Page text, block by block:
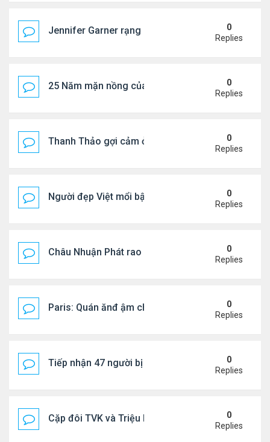
Jennifer Garner rạng rỡ bên bạn trai kém 6 tuổi
0
Replies
25 Năm mặn nồng của 'Điệp viên 007'
0
Replies
Thanh Thảo gợi cảm ở tuổi 49
0
Replies
Người đẹp Việt mổi bật giữa dàn sao châu Á
0
Replies
Châu Nhuận Phát rao bán tài sản
0
Replies
Paris: Quán ănđ ậm chất Việt đông kín khách chờ
0
Replies
Tiếp nhận 47 người bị Mỹ trục xuất, Công an
0
Replies
Cặp đôi TVK và Triệu Mẫn được yêu thích nhất
0
Replies